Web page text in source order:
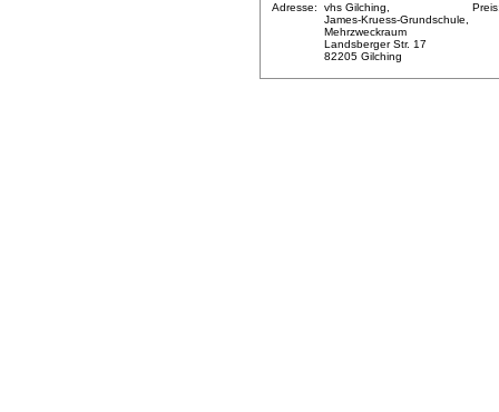
Adresse:
vhs Gilching,
James-Kruess-Grundschule,
Mehrzweckraum
Landsberger Str. 17
82205 Gilching